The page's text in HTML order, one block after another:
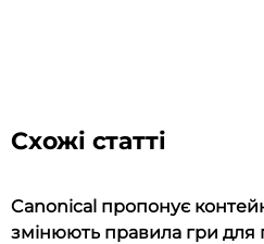
Схожі статті
Canonical пропонує
змінюють правила гри для